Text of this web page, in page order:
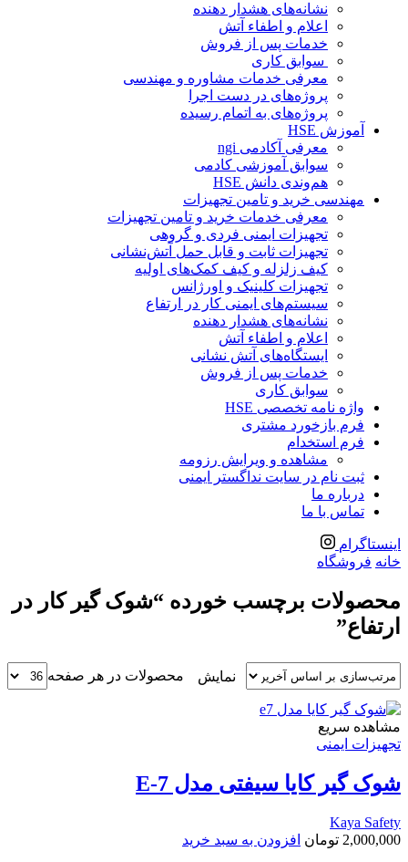
نشانه‌های هشدار دهنده
اعلام و اطفاء آتش
خدمات پس از فروش
سوابق کاری
معرفی خدمات مشاوره و مهندسی
پروژه‌های در دست اجرا
پروژه‌های به اتمام رسیده
آموزش HSE
معرفی آکادمی ngi
سوابق آموزشی کادمی
هم‌وندی دانش HSE
مهندسی خرید و تامین تجهیزات
معرفی خدمات خرید و تامین تجهیزات
تجهیزات ایمنی فردی و گروهی
تجهیزات ثابت و قابل حمل آتش‌نشانی
کیف زلزله و کیف کمک‌های اولیه
تجهیزات کلینیک و اورژانس
سیستم‌های ایمنی کار در ارتفاع
نشانه‌های هشدار دهنده
اعلام و اطفاء آتش
ایستگاه‌های آتش نشانی
خدمات پس از فروش
سوابق کاری
واژه نامه تخصصی HSE
فرم بازخورد مشتری
فرم استخدام
مشاهده و ویرایش رزومه
ثبت نام در سایت نداگستر ایمنی
درباره ما
تماس با ما
اینستاگرام
خانه فروشگاه
محصولات برچسب خورده “شوک گیر کار در
ارتفاع”
نمایش محصولات در هر صفحه
مشاهده سریع
تجهیزات ایمنی
شوک گیر کایا سیفتی مدل E-7
Kaya Safety
2,000,000 تومان افزودن به سبد خرید